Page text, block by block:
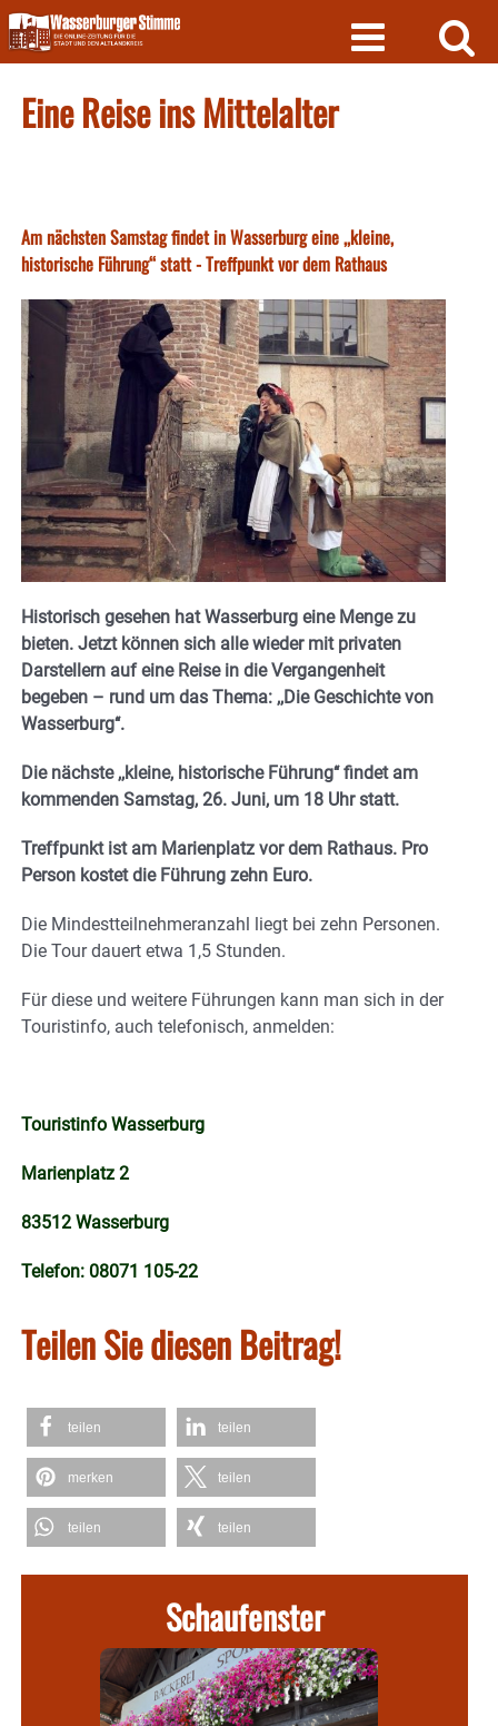
Skip
to
content
Eine Reise ins Mittelalter
Am nächsten Samstag findet in Wasserburg eine ,,kleine,
historische Führung‘‘ statt - Treffpunkt vor dem Rathaus
Historisch gesehen hat Wasserburg eine Menge zu
bieten. Jetzt können sich alle wieder mit privaten
Darstellern auf eine Reise in die Vergangenheit
begeben – rund um das Thema: ,,Die Geschichte von
Wasserburg‘‘.
Die nächste ,,kleine, historische Führung‘‘ findet am
kommenden Samstag, 26. Juni, um 18 Uhr statt.
Treffpunkt ist am Marienplatz vor dem Rathaus. Pro
Person kostet die Führung zehn Euro.
Die Mindestteilnehmeranzahl liegt bei zehn Personen.
Die Tour dauert etwa 1,5 Stunden.
Für diese und weitere Führungen kann man sich in der
Touristinfo, auch telefonisch, anmelden:
Touristinfo Wasserburg
Marienplatz 2
83512 Wasserburg
Telefon: 08071 105-22
Teilen Sie diesen Beitrag!
teilen teilen
merken teilen
teilen teilen
Schaufenster